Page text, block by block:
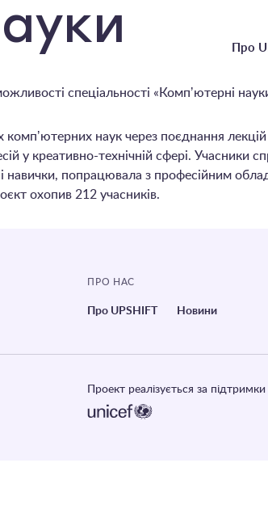
Про
спеціальності «Компʼютерні
наук через поєднання
у креативно-технічній сфері. Учасники
навички, попрацювала з професійним
охопив 212 учасників.
ПРО НАС
Про UPSHIFT Новини
Проект реалізується за підтримки